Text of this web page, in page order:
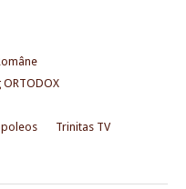
ORTODOX
Trinitas TV